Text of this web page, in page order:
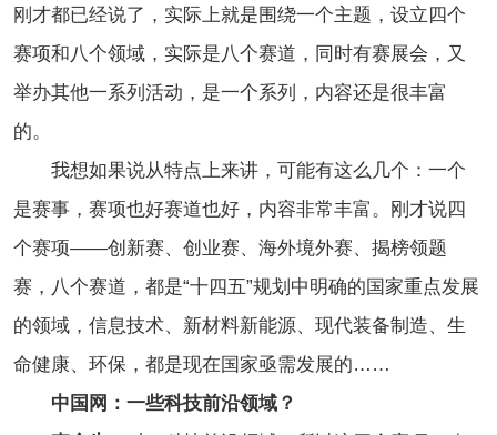
刚才都已经说了，实际上就是围绕一个主题，设立四个
赛项和八个领域，实际是八个赛道，同时有赛展会，又
举办其他一系列活动，是一个系列，内容还是很丰富
的。
我想如果说从特点上来讲，可能有这么几个：一个
是赛事，赛项也好赛道也好，内容非常丰富。刚才说四
个赛项——创新赛、创业赛、海外境外赛、揭榜领题
赛，八个赛道，都是“十四五”规划中明确的国家重点发展
的领域，信息技术、新材料新能源、现代装备制造、生
命健康、环保，都是现在国家亟需发展的……
中国网：一些科技前沿领域？